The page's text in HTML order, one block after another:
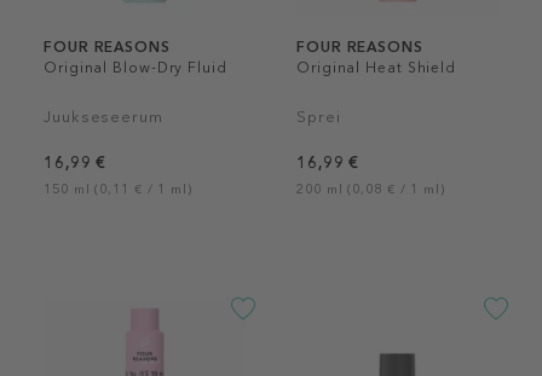
FOUR REASONS
Original Blow-Dry Fluid
Juukseseerum
16,99 €
150 ml (0,11 € / 1 ml)
FOUR REASONS
Original Heat Shield
Sprei
16,99 €
200 ml (0,08 € / 1 ml)